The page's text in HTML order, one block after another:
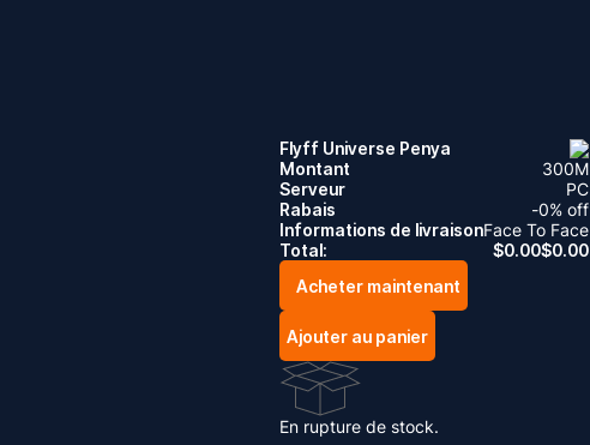
Flyff Universe Penya
Montant
300M
Serveur
PC
Rabais
-0% off
Informations de livraisonFace To Face
Total:
$0.00$0.00
Acheter maintenant
Ajouter au panier
En rupture de stock.